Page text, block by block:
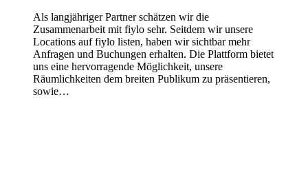
Als langjähriger Partner schätzen wir die
Zusammenarbeit mit fiylo sehr. Seitdem wir unsere
Locations auf fiylo listen, haben wir sichtbar mehr
Anfragen und Buchungen erhalten. Die Plattform bietet
uns eine hervorragende Möglichkeit, unsere
Räumlichkeiten dem breiten Publikum zu präsentieren,
sowie…